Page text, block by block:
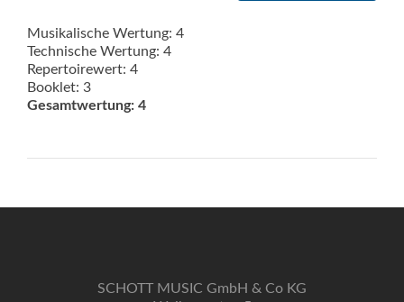
Musikalische Wertung: 4
Technische Wertung: 4
Repertoirewert: 4
Booklet: 3
Gesamtwertung: 4
SCHOTT MUSIC GmbH & Co KG